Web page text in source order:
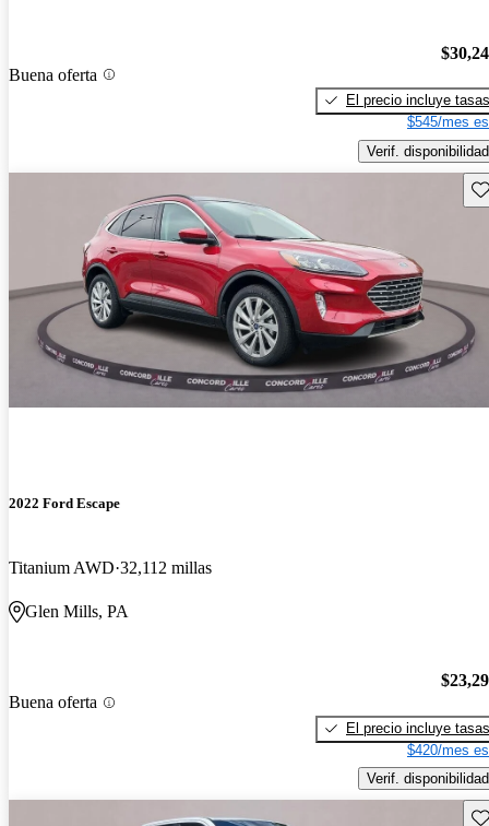
Buena oferta
El precio incluye tasas
$545/mes
Verif. disponibilidad
2022 Ford Escape
Titanium AWD 32,112 millas
Glen Mills, PA
Buena oferta
El precio incluye tasas
$420/mes
Verif. disponibilidad